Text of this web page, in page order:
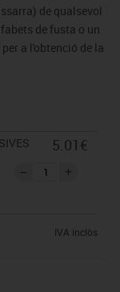
de qualsevol
de fusta o un
a l'obtenció de la
5.01€
IVA inclòs